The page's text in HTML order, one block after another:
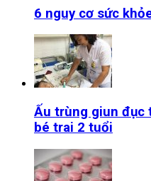
6 nguy cơ sức
Ấu trùng giun đục
bé trai 2 tuổi